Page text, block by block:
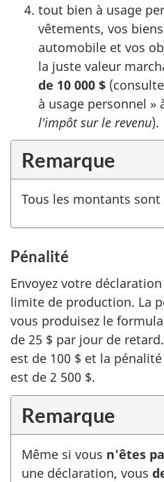
tout bien à usage
vêtements, vos
automobile et vos
la juste valeur
de 10 000 $
à usage personnel »
l'impôt sur le revenu).
Remarque
Tous les montants
Pénalité
Envoyez votre
limite de production. La
vous produisez le
de 25 $ par jour de
est de 100 $ et la
est de 2 500 $.
Remarque
Même si vous n'êtes
une déclaration, vous